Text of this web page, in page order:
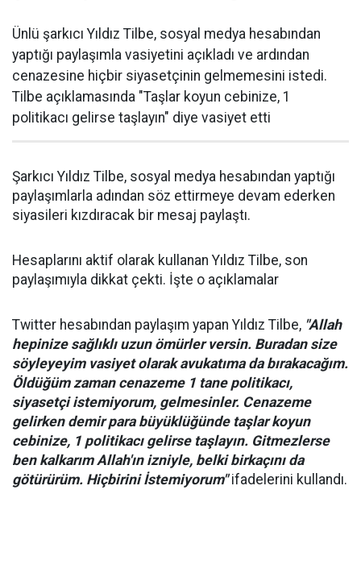
Ünlü şarkıcı Yıldız Tilbe, sosyal medya hesabından
yaptığı paylaşımla vasiyetini açıkladı ve ardından
cenazesine hiçbir siyasetçinin gelmemesini istedi.
Tilbe açıklamasında "Taşlar koyun cebinize, 1
politikacı gelirse taşlayın" diye vasiyet etti
Şarkıcı Yıldız Tilbe, sosyal medya hesabından yaptığı
paylaşımlarla adından söz ettirmeye devam ederken
siyasileri kızdıracak bir mesaj paylaştı.
Hesaplarını aktif olarak kullanan Yıldız Tilbe, son
paylaşımıyla dikkat çekti. İşte o açıklamalar
Twitter hesabından paylaşım yapan Yıldız Tilbe, "Allah
hepinize sağlıklı uzun ömürler versin. Buradan size
söyleyeyim vasiyet olarak avukatıma da bırakacağım.
Öldüğüm zaman cenazeme 1 tane politikacı,
siyasetçi istemiyorum, gelmesinler. Cenazeme
gelirken demir para büyüklüğünde taşlar koyun
cebinize, 1 politikacı gelirse taşlayın. Gitmezlerse
ben kalkarım Allah'ın izniyle, belki birkaçını da
götürürüm. Hiçbirini İstemiyorum"ifadelerini kullandı.